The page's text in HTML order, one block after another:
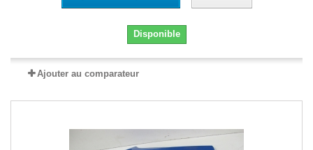
Disponible
Ajouter au comparateur